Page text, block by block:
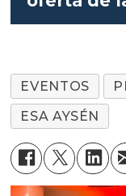
EVENTOS
ESA AYSÉN